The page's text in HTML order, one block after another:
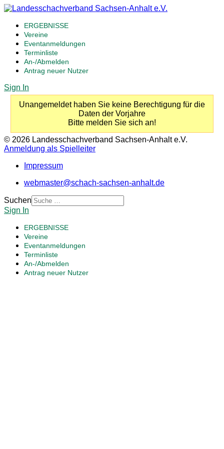
ERGEBNISSE
Vereine
Eventanmeldungen
Terminliste
An-/Abmelden
Antrag neuer Nutzer
Sign In
Unangemeldet haben Sie keine Berechtigung für die
Daten der Vorjahre
Bitte melden Sie sich an!
© 2026 Landesschachverband Sachsen-Anhalt e.V.
Anmeldung als Spielleiter
Impressum
webmaster@schach-sachsen-anhalt.de
Suchen
Sign In
ERGEBNISSE
Vereine
Eventanmeldungen
Terminliste
An-/Abmelden
Antrag neuer Nutzer